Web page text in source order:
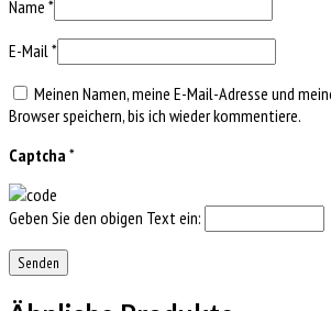
Name *
E-Mail*
Meinen Namen, meine E-Mail-Adresse und
Browser speichern, bis ich wieder kommentiere.
Captcha *
Geben Sie den obigen Text ein: